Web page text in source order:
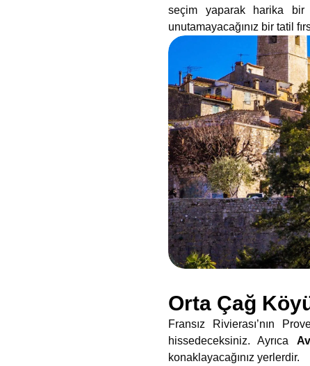
seçim yaparak harika bir
unutamayacağınız bir tatil
Orta Çağ
Fransız Rivierası’nın
hissedeceksiniz. Ayrıca
konaklayacağınız yerlerdir.